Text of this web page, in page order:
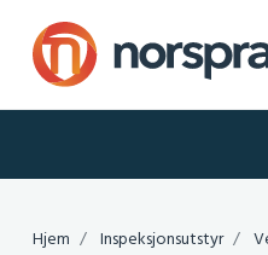
Hjem Inspeksjonsutstyr